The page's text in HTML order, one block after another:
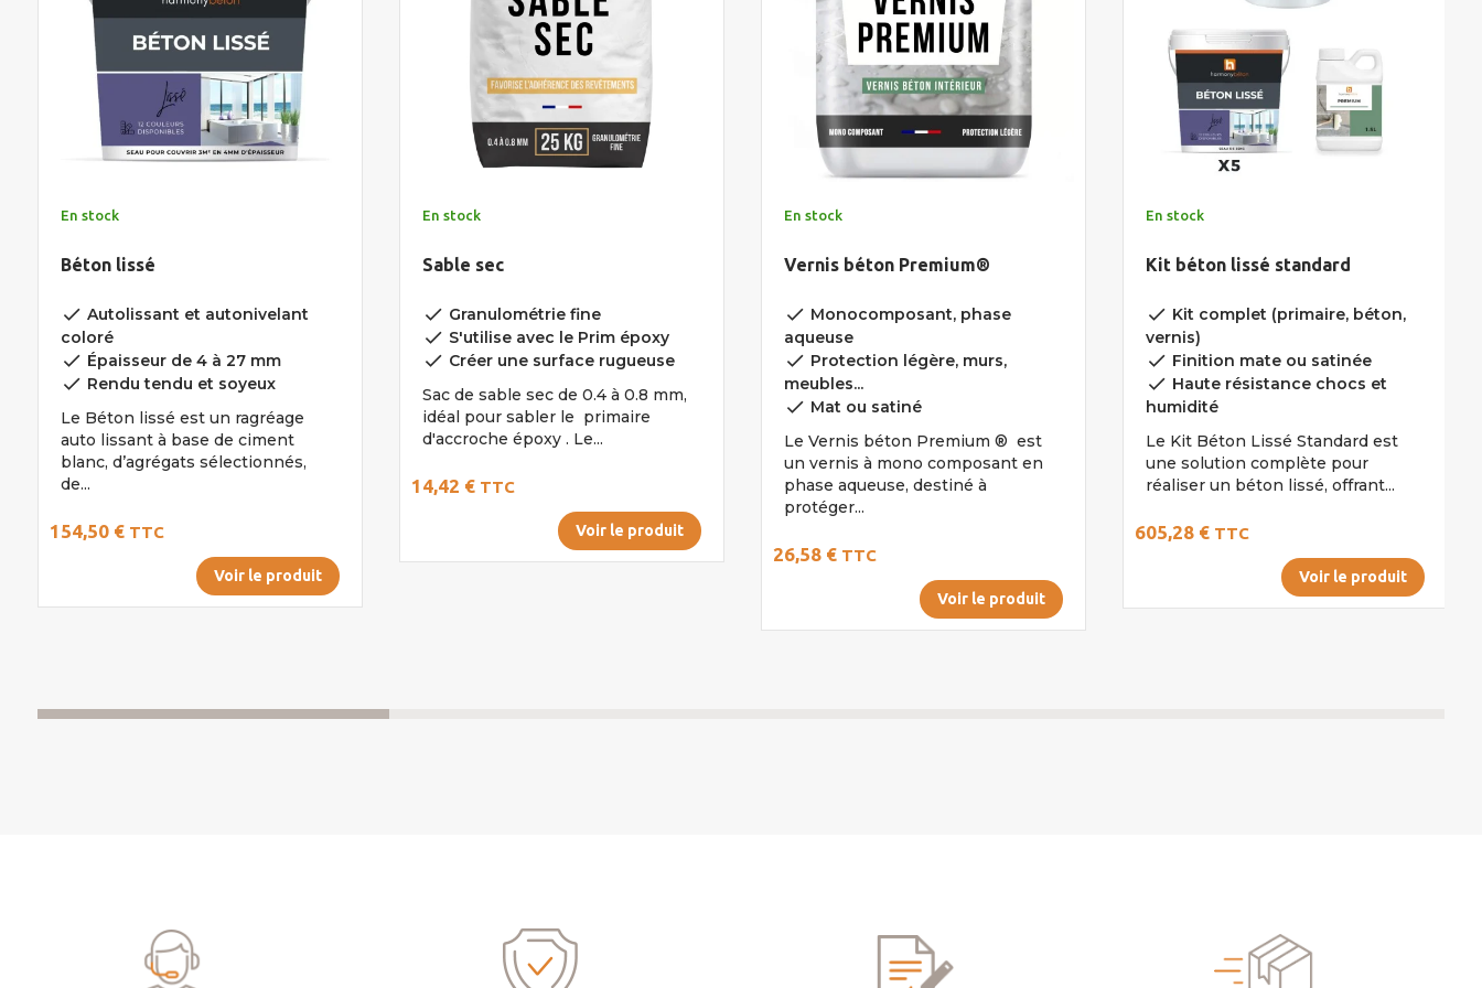
En stock
Béton lissé
done Autolissant et autonivelant
coloré
done Épaisseur de 4 à 27 mm
done Rendu tendu et soyeux
Le Béton lissé est un ragréage
auto lissant à base de ciment
blanc, d’agrégats sélectionnés,
de...
154,50 € TTC
Voir le produit
En stock
Sable sec
done Granulométrie fine
done S'utilise avec le Prim époxy
done Créer une surface rugueuse
Sac de sable sec de 0.4 à 0.8 mm,
idéal pour sabler le primaire
d'accroche époxy . Le...
14,42 € TTC
Voir le produit
En stock
Vernis béton Premium®
done Monocomposant, phase
aqueuse
done Protection légère, murs,
meubles...
done Mat ou satiné
Le Vernis béton Premium ® est
un vernis à mono composant en
phase aqueuse, destiné à
protéger...
26,58 € TTC
Voir le produit
En stock
Kit béton lissé standard
done Kit complet (primaire, béton,
vernis)
done Finition mate ou satinée
done Haute résistance chocs et
humidité
Le Kit Béton Lissé Standard est
une solution complète pour
réaliser un béton lissé, offrant...
605,28 € TTC
Voir le produit